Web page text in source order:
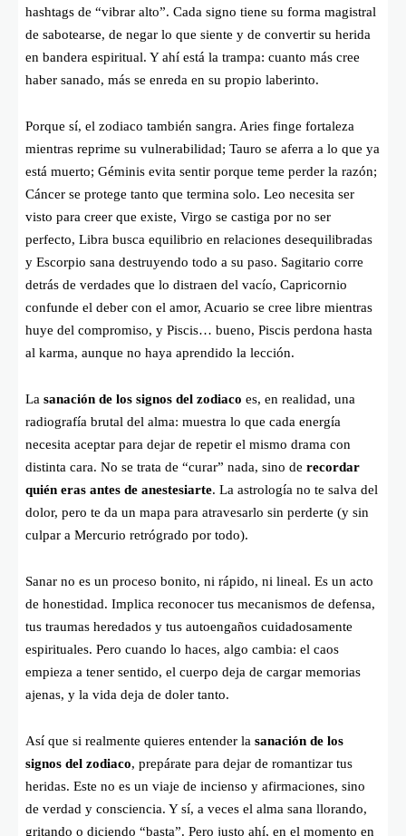
hashtags de “vibrar alto”. Cada signo tiene su forma magistral
de sabotearse, de negar lo que siente y de convertir su herida
en bandera espiritual. Y ahí está la trampa: cuanto más cree
haber sanado, más se enreda en su propio laberinto.
Porque sí, el zodiaco también sangra. Aries finge fortaleza
mientras reprime su vulnerabilidad; Tauro se aferra a lo que ya
está muerto; Géminis evita sentir porque teme perder la razón;
Cáncer se protege tanto que termina solo. Leo necesita ser
visto para creer que existe, Virgo se castiga por no ser
perfecto, Libra busca equilibrio en relaciones desequilibradas
y Escorpio sana destruyendo todo a su paso. Sagitario corre
detrás de verdades que lo distraen del vacío, Capricornio
confunde el deber con el amor, Acuario se cree libre mientras
huye del compromiso, y Piscis… bueno, Piscis perdona hasta
al karma, aunque no haya aprendido la lección.
La sanación de los signos del zodiaco es, en realidad, una
radiografía brutal del alma: muestra lo que cada energía
necesita aceptar para dejar de repetir el mismo drama con
distinta cara. No se trata de “curar” nada, sino de recordar
quién eras antes de anestesiarte. La astrología no te salva del
dolor, pero te da un mapa para atravesarlo sin perderte (y sin
culpar a Mercurio retrógrado por todo).
Sanar no es un proceso bonito, ni rápido, ni lineal. Es un acto
de honestidad. Implica reconocer tus mecanismos de defensa,
tus traumas heredados y tus autoengaños cuidadosamente
espirituales. Pero cuando lo haces, algo cambia: el caos
empieza a tener sentido, el cuerpo deja de cargar memorias
ajenas, y la vida deja de doler tanto.
Así que si realmente quieres entender la sanación de los
signos del zodiaco, prepárate para dejar de romantizar tus
heridas. Este no es un viaje de incienso y afirmaciones, sino
de verdad y consciencia. Y sí, a veces el alma sana llorando,
gritando o diciendo “basta”. Pero justo ahí, en el momento en